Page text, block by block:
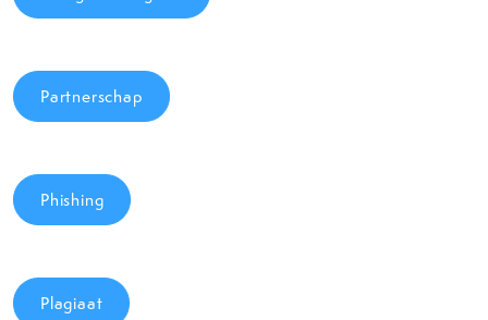
Partnerschap
Phishing
Plagiaat